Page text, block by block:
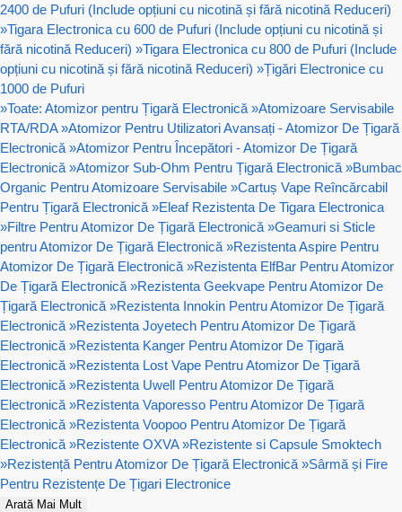
2400 de Pufuri (Include opțiuni cu nicotină și fără nicotină Reduceri)
»Tigara Electronica cu 600 de Pufuri (Include opțiuni cu nicotină și
fără nicotină Reduceri) »Tigara Electronica cu 800 de Pufuri (Include
opțiuni cu nicotină și fără nicotină Reduceri) »Țigări Electronice cu
1000 de Pufuri
»Toate: Atomizor pentru Țigară Electronică »Atomizoare Servisabile
RTA/RDA »Atomizor Pentru Utilizatori Avansați - Atomizor De Țigară
Electronică »Atomizor Pentru Începători - Atomizor De Țigară
Electronică »Atomizor Sub-Ohm Pentru Țigară Electronică »Bumbac
Organic Pentru Atomizoare Servisabile »Cartuș Vape Reîncărcabil
Pentru Țigară Electronică »Eleaf Rezistenta De Tigara Electronica
»Filtre Pentru Atomizor De Țigară Electronică »Geamuri si Sticle
pentru Atomizor De Țigară Electronică »Rezistenta Aspire Pentru
Atomizor De Țigară Electronică »Rezistenta ElfBar Pentru Atomizor
De Țigară Electronică »Rezistenta Geekvape Pentru Atomizor De
Țigară Electronică »Rezistenta Innokin Pentru Atomizor De Țigară
Electronică »Rezistenta Joyetech Pentru Atomizor De Țigară
Electronică »Rezistenta Kanger Pentru Atomizor De Țigară
Electronică »Rezistenta Lost Vape Pentru Atomizor De Țigară
Electronică »Rezistenta Uwell Pentru Atomizor De Țigară
Electronică »Rezistenta Vaporesso Pentru Atomizor De Țigară
Electronică »Rezistenta Voopoo Pentru Atomizor De Țigară
Electronică »Rezistente OXVA »Rezistente si Capsule Smoktech
»Rezistență Pentru Atomizor De Țigară Electronică »Sârmă și Fire
Pentru Rezistențe De Țigari Electronice
Arată Mai Mult